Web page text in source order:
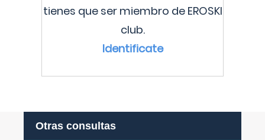
tienes que ser miembro de EROSKI
club.
Identificate
Otras consultas